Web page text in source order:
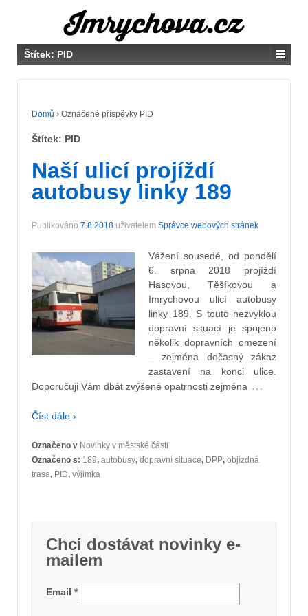
Štítek: PID
Domů › Označené příspěvky PID
Štítek: PID
Naší ulicí projíždí
autobusy linky 189
Publikováno 7.8.2018 uživatelem Správce webových stránek
Vážení sousedé, od pondělí
6. srpna 2018 projíždí
Hasovou, Těšíkovou a
Imrychovou ulicí autobusy
linky 189. S touto nezvyklou
dopravní situací je spojeno
několik dopravních omezení
– zejména dočasný zákaz
zastavení na konci ulice.
Doporučuji Vám dbát zvýšené opatrnosti zejména …
Číst dále ›
Označeno v Novinky v městské části
Označeno s: 189, autobusy, dopravní situace, DPP, objízdná
trasa, PID, výjimka
Chci dostávat novinky e-
mailem
Email *